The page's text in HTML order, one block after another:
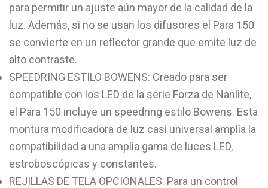
para permitir un ajuste aún mayor de la calidad de la
luz. Además, si no se usan los difusores el Para 150
se convierte en un reflector grande que emite luz de
alto contraste.
SPEEDRING ESTILO BOWENS: Creado para ser
compatible con los LED de la serie Forza de Nanlite,
el Para 150 incluye un speedring estilo Bowens. Esta
montura modificadora de luz casi universal amplía la
compatibilidad a una amplia gama de luces LED,
estroboscópicas y constantes.
REJILLAS DE TELA OPCIONALES: Para un control